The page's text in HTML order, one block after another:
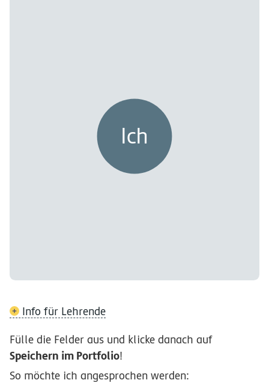
Ich
Info für Lehrende
Fülle die Felder aus und klicke danach auf
Speichern im Portfolio!
So möchte ich angesprochen werden: